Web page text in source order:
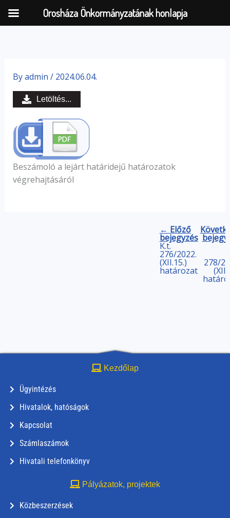
content
Byadmin / 2024.06.04.
Beszámoló a lejárt határidejű határozatok
végrehajtásáról
Letöltés...
← Előző
bejegyzés
K.t.
276/2022.
(XII.15.)
határozat
278/
Kezdőlap
Ügyintézés
Hivatalok, hatóságok
Kapcsolat
Számlaszámok
Hivatali telefonkönyv
Pályázatok, projektek
Közbeszerzések
Orosháza Önkormányzatának honlapja